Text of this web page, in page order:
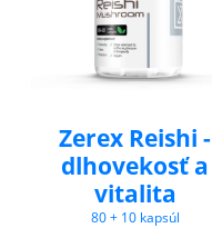
Zerex Reishi -
dlhovekosť a
vitalita
80 + 10 kapsúl